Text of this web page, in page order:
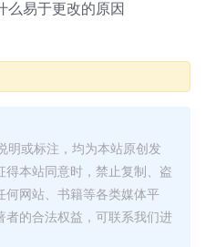
么易于更改的原因
明或标注，均为本站原创发
本站同意时，禁止复制、盗
何网站、书籍等各类媒体平
的合法权益，可联系我们进